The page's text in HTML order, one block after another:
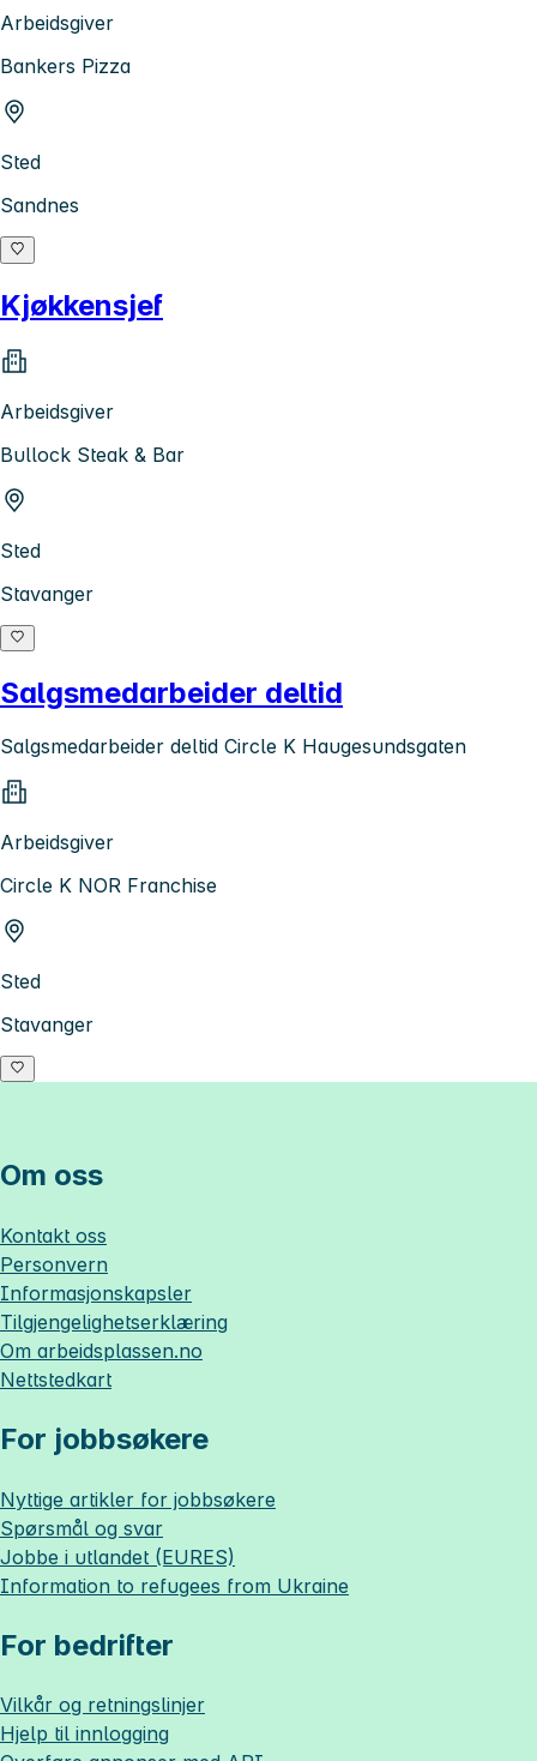
Arbeidsgiver
Bankers Pizza
Sted
Sandnes
Kjøkkensjef
Arbeidsgiver
Bullock Steak & Bar
Sted
Stavanger
Salgsmedarbeider deltid
Salgsmedarbeider deltid Circle K Haugesundsgaten
Arbeidsgiver
Circle K NOR Franchise
Sted
Stavanger
Om oss
Kontakt oss
Personvern
Informasjonskapsler
Tilgjengelighetserklæring
Om arbeidsplassen.no
Nettstedkart
For jobbsøkere
Nyttige artikler for jobbsøkere
Spørsmål og svar
Jobbe i utlandet (EURES)
Information to refugees from Ukraine
For bedrifter
Vilkår og retningslinjer
Hjelp til innlogging